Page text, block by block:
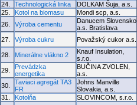
24.
Technologická linka DOLKAM Šuja, a.s.
25.
Kotol na biomasu Mondi scp, a.s.
26.
Výroba cementu
Danucem Slovensko
a.s. Bratislava
27. Výroba cukru Považský cukor a.s.
28. Minerálne vlákno 2
Knauf Insulation,
s.r.o.
29.
Prevádzka
energetika
BUČINA ZVOLEN,
a.s.
30.
Taviaci agregát TA3
FR
Johns Manville
Slovakia, a.s.
31.
Kotolňa SLOVINCOM, s.r.o.